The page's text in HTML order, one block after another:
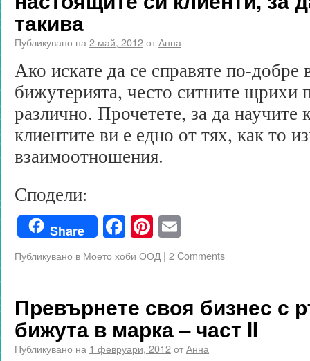
такива
Публикувано на 2 май, 2012отАнна
Ако искате да се справяте по-добре
бижутерията, често ситните щрихи
различно. Прочетете, за да научите
клиентите ви е едно от тях, как то
взаимоотношения.
Сподели:
Share Facebook
Pinterest
Публикувано в Моето хоби ООД | 2 Comments
Превърнете своя бизнес с
бижута в марка – част II
Публикувано на 1 февруари, 2012отАнна